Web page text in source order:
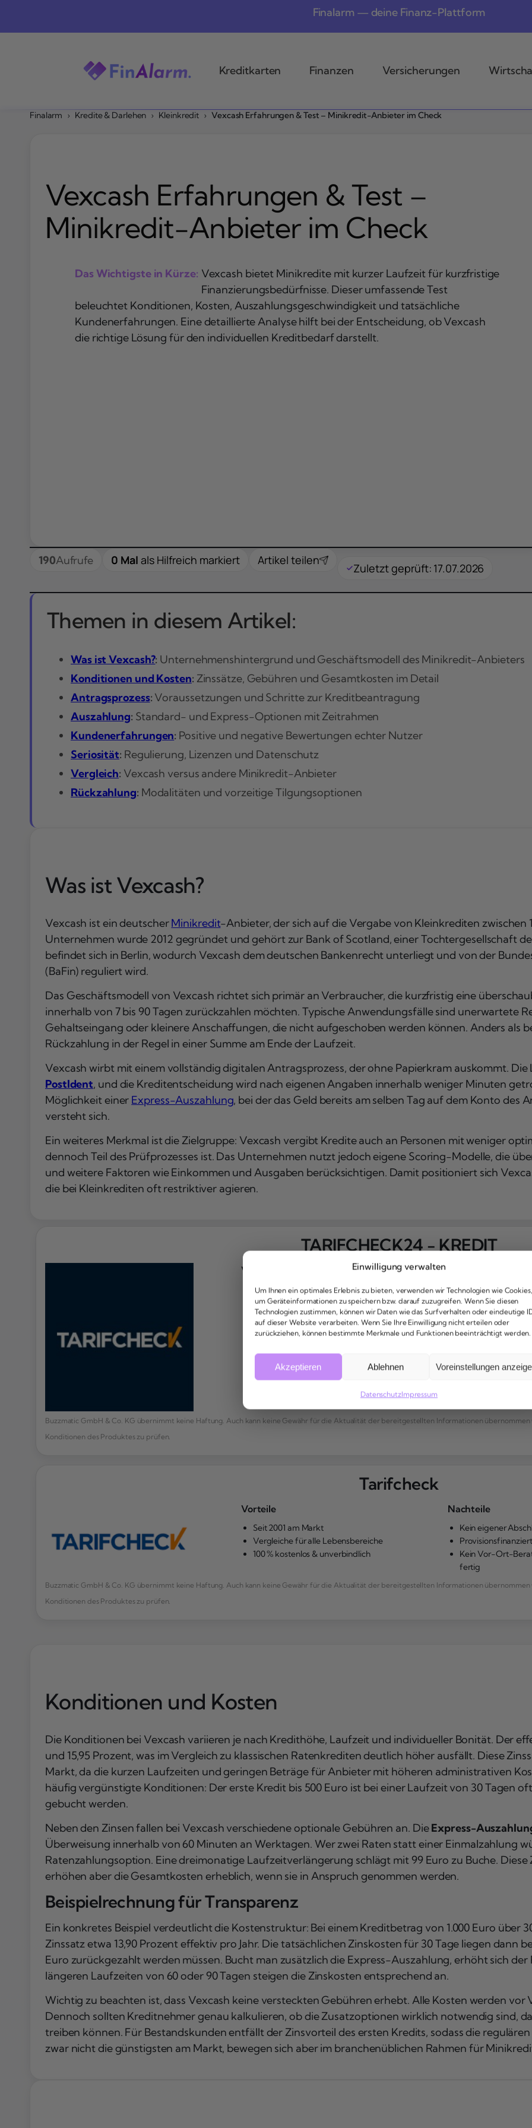
Einwilligung verwalten
Um Ihnen ein optimales Erlebnis zu bieten, verwenden wir Technologien wie Cookies,
um Geräteinformationen zu speichern bzw. darauf zuzugreifen. Wenn Sie diesen
Technologien zustimmen, können wir Daten wie das Surfverhalten oder eindeutige
auf dieser Website verarbeiten. Wenn Sie Ihre Einwilligung nicht erteilen oder
zurückziehen, können bestimmte Merkmale und Funktionen beeinträchtigt werden.
Akzeptieren Ablehnen Voreinstellungen
DatenschutzImpressum
springen
Finalarm — deine Finanz-Plattform
Kreditkarten Finanzen Versicherungen
Finalarm › Kredite & Darlehen › Kleinkredit › Vexcash Erfahrungen & Test – Minikredit-Anbieter im Check
Vexcash Erfahrungen & Test –
Minikredit-Anbieter im Check
Das Wichtigste in Kürze: Vexcash bietet Minikredite mit kurzer Laufzeit für kurzfristige
Finanzierungsbedürfnisse. Dieser umfassende Test
beleuchtet Konditionen, Kosten, Auszahlungsgeschwindigkeit und tatsächliche
Kundenerfahrungen. Eine detaillierte Analyse hilft bei der Entscheidung, ob Vexcash
die richtige Lösung für den individuellen Kreditbedarf darstellt.
190Aufrufe 0 Malals Hilfreich markiert Artikel teilen
Zuletzt geprüft: 17.07.2026
Themen in diesem Artikel:
Was ist Vexcash?: Unternehmenshintergrund und Geschäftsmodell des Minikredit-Anbieters
Konditionen und Kosten: Zinssätze, Gebühren und Gesamtkosten im Detail
Antragsprozess: Voraussetzungen und Schritte zur Kreditbeantragung
Auszahlung: Standard- und Express-Optionen mit Zeitrahmen
Kundenerfahrungen: Positive und negative Bewertungen echter Nutzer
Seriosität: Regulierung, Lizenzen und Datenschutz
Vergleich: Vexcash versus andere Minikredit-Anbieter
Rückzahlung: Modalitäten und vorzeitige Tilgungsoptionen
Was ist Vexcash?
Vexcash ist ein deutscherMinikredit-Anbieter, der sich auf die Vergabe von Kleinkrediten zwischen
Unternehmen wurde 2012 gegründet und gehört zur Bank of Scotland, einer Tochtergesellschaft
befindet sich in Berlin, wodurch Vexcash dem deutschen Bankenrecht unterliegt und von der
(BaFin) reguliert wird.
Das Geschäftsmodell von Vexcash richtet sich primär an Verbraucher, die kurzfristig eine
innerhalb von 7 bis 90 Tagen zurückzahlen möchten. Typische Anwendungsfälle sind unerwartete
Gehaltseingang oder kleinere Anschaffungen, die nicht aufgeschoben werden können. Anders als
Rückzahlung in der Regel in einer Summe am Ende der Laufzeit.
Vexcash wirbt mit einem vollständig digitalen Antragsprozess, der ohne Papierkram auskommt.
PostIdent, und die Kreditentscheidung wird nach eigenen Angaben innerhalb weniger Minuten
Möglichkeit einer Express-Auszahlung, bei der das Geld bereits am selben Tag auf dem Konto des
versteht sich.
Ein weiteres Merkmal ist die Zielgruppe: Vexcash vergibt Kredite auch an Personen mit weniger
dennoch Teil des Prüfprozesses ist. Das Unternehmen nutzt jedoch eigene Scoring-Modelle, die
und weitere Faktoren wie Einkommen und Ausgaben berücksichtigen. Damit positioniert sich
die bei Kleinkrediten oft restriktiver agieren.
TARIFCHECK24 - KREDIT
Vorteile
Kostenloser Kreditvergleich
Schufa-neutrale Anfrage
Über 20 Partnerbanken
Schnelle Online-Antragstellung
Vermittler, keine
Endkonditionen
Große Auswahl an
Nur für den
Buzzmatic GmbH & Co. KG übernimmt keine Haftung. Auch kann keine Gewähr für die Aktualität der bereitgestellten Informationen
Konditionen des Produktes zu prüfen.
Tarifcheck
Vorteile
Seit 2001 am Markt
Vergleiche für alle Lebensbereiche
100 % kostenlos & unverbindlich
Nachteile
Kein eigener
Kein Vor-Ort-
fertig
Buzzmatic GmbH & Co. KG übernimmt keine Haftung. Auch kann keine Gewähr für die Aktualität der bereitgestellten Informationen
Konditionen des Produktes zu prüfen.
Konditionen und Kosten
Die Konditionen bei Vexcash variieren je nach Kredithöhe, Laufzeit und individueller Bonität. Der
und 15,95 Prozent, was im Vergleich zu klassischen Ratenkrediten deutlich höher ausfällt. Diese
Markt, da die kurzen Laufzeiten und geringen Beträge für Anbieter mit höheren administrativen
häufig vergünstigte Konditionen: Der erste Kredit bis 500 Euro ist bei einer Laufzeit von 30 Tagen
gebucht werden.
Neben den Zinsen fallen bei Vexcash verschiedene optionale Gebühren an. DieExpress-
Überweisung innerhalb von 60 Minuten an Werktagen. Wer zwei Raten statt einer Einmalzahlung
Ratenzahlungsoption. Eine dreimonatige Laufzeitverlängerung schlägt mit 99 Euro zu Buche.
erhöhen aber die Gesamtkosten erheblich, wenn sie in Anspruch genommen werden.
Beispielrechnung für Transparenz
Ein konkretes Beispiel verdeutlicht die Kostenstruktur: Bei einem Kreditbetrag von 1.000 Euro über
Zinssatz etwa 13,90 Prozent effektiv pro Jahr. Die tatsächlichen Zinskosten für 30 Tage liegen dann
Euro zurückgezahlt werden müssen. Bucht man zusätzlich die Express-Auszahlung, erhöht sich der
längeren Laufzeiten von 60 oder 90 Tagen steigen die Zinskosten entsprechend an.
Wichtig zu beachten ist, dass Vexcash keine versteckten Gebühren erhebt. Alle Kosten werden
Dennoch sollten Kreditnehmer genau kalkulieren, ob die Zusatzoptionen wirklich notwendig sind,
treiben können. Für Bestandskunden entfällt der Zinsvorteil des ersten Kredits, sodass die
zwar nicht die günstigsten am Markt, bewegen sich aber im branchenüblichen Rahmen für